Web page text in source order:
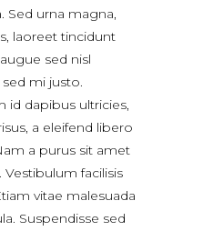
Sed urna magna,
laoreet tincidunt
sed nisl
mi justo.
id dapibus ultricies,
a eleifend libero
a purus sit amet
Vestibulum facilisis
vitae malesuada
Suspendisse sed